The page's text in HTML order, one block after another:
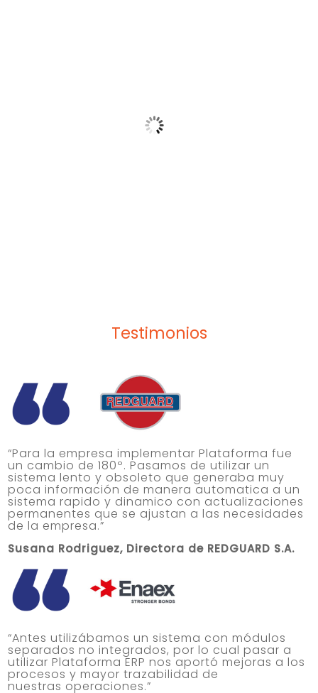
Testimonios
“Para la empresa implementar Plataforma fue
un cambio de 180º. Pasamos de utilizar un
sistema lento y obsoleto que generaba muy
poca información de manera automatica a un
sistema rapido y dinamico con actualizaciones
permanentes que se ajustan a las necesidades
de la empresa.”
Susana Rodriguez, Directora de REDGUARD S.A.
“Antes utilizábamos un sistema con módulos
separados no integrados, por lo cual pasar a
utilizar Plataforma ERP nos aportó mejoras a los
procesos y mayor trazabilidad de
nuestras operaciones.”